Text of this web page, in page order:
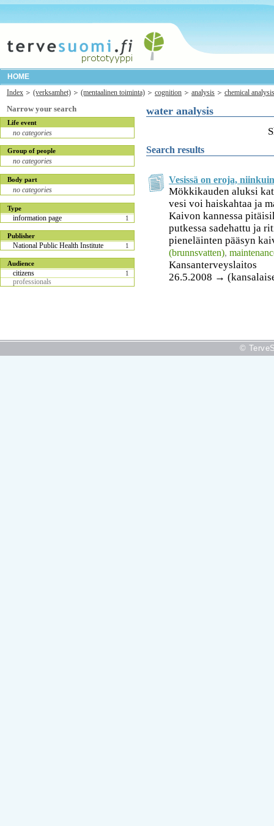
HOME
Index
(verksamhet) (mentaalinen toiminta) cognition analysis chemical analysis
Narrow your search
Life event
no categories
Group of people
no categories
Body part
no categories
Type
information page 1
Publisher
National Public Health Institute 1
Audience
citizens 1
professionals
water analysis
Search results
Vesissä on eroja,
Mökkikauden aluksi
vesi voi haiskahtaa ja
Kaivon kannessa
putkessa sadehattu ja
pieneläinten pääsyn
(brunnsvatten),
Kansanterveyslaitos
26.5.2008 →
©